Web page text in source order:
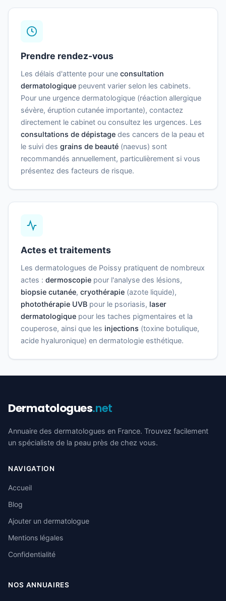
Prendre rendez-vous
Les délais d'attente pour une consultation
dermatologique peuvent varier selon les cabinets.
Pour une urgence dermatologique (réaction allergique
sévère, éruption cutanée importante), contactez
directement le cabinet ou consultez les urgences. Les
consultations de dépistage des cancers de la peau et
le suivi des grains de beauté (naevus) sont
recommandés annuellement, particulièrement si vous
présentez des facteurs de risque.
Actes et traitements
Les dermatologues de Poissy pratiquent de nombreux
actes : dermoscopie pour l'analyse des lésions,
biopsie cutanée, cryothérapie (azote liquide),
photothérapie UVB pour le psoriasis, laser
dermatologique pour les taches pigmentaires et la
couperose, ainsi que les injections (toxine botulique,
acide hyaluronique) en dermatologie esthétique.
Dermatologues.net
Annuaire des dermatologues en France. Trouvez facilement
un spécialiste de la peau près de chez vous.
NAVIGATION
Accueil
Blog
Ajouter un dermatologue
Mentions légales
Confidentialité
NOS ANNUAIRES